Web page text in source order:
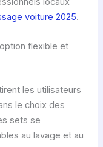
voiture 2025.
flexible et
les utilisateurs
le choix des
sets se
au lavage et au